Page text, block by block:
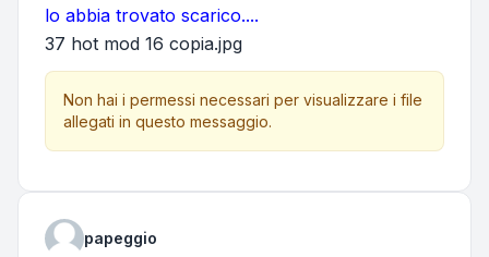
lo abbia trovato scarico....
37 hot mod 16 copia.jpg
Non hai i permessi necessari per visualizzare i file
allegati in questo messaggio.
papeggio